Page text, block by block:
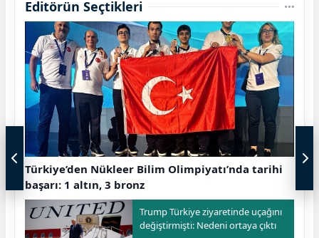
Editörün Seçtikleri
Türkiye’den Nükleer Bilim Olimpiyatı’nda tarihi
başarı: 1 altın, 3 bronz
Trump Türkiye ziyaretinde uçağını
değiştirmişti: Nedeni ortaya çıktı